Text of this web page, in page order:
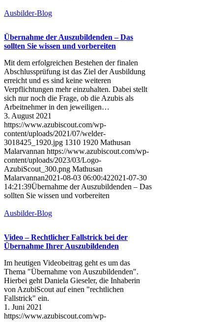
Ausbilder-Blog
Übernahme der Auszubildenden – Das
sollten Sie wissen und vorbereiten
Mit dem erfolgreichen Bestehen der finalen
Abschlussprüfung ist das Ziel der Ausbildung
erreicht und es sind keine weiteren
Verpflichtungen mehr einzuhalten. Dabei stellt
sich nur noch die Frage, ob die Azubis als
Arbeitnehmer in den jeweiligen…
3. August 2021
https://www.azubiscout.com/wp-
content/uploads/2021/07/welder-
3018425_1920.jpg 1310 1920 Mathusan
Malarvannan https://www.azubiscout.com/wp-
content/uploads/2023/03/Logo-
AzubiScout_300.png Mathusan
Malarvannan2021-08-03 06:00:422021-07-30
14:21:39Übernahme der Auszubildenden – Das
sollten Sie wissen und vorbereiten
Ausbilder-Blog
Video – Rechtlicher Fallstrick bei der
Übernahme Ihrer Auszubildenden
Im heutigen Videobeitrag geht es um das
Thema "Übernahme von Auszubildenden".
Hierbei geht Daniela Gieseler, die Inhaberin
von AzubiScout auf einen "rechtlichen
Fallstrick" ein.
1. Juni 2021
https://www.azubiscout.com/wp-